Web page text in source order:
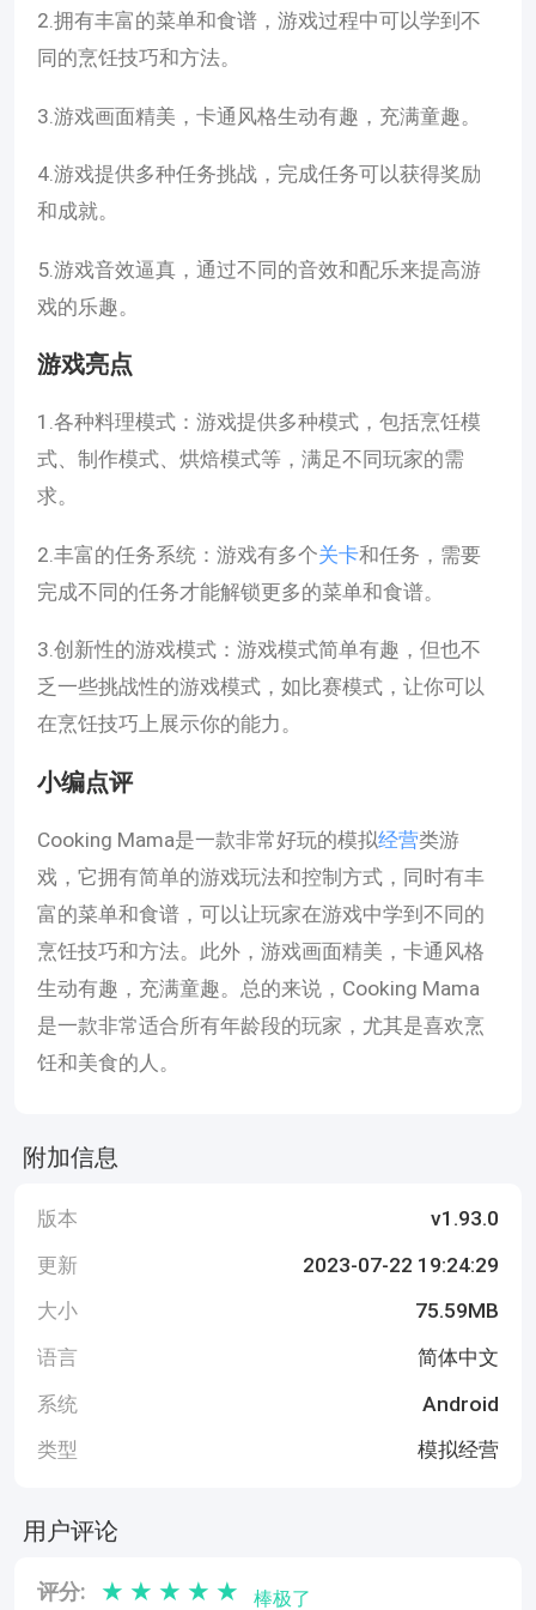
2.拥有丰富的菜单和食谱，游戏过程中可以学到不
同的烹饪技巧和方法。
3.游戏画面精美，卡通风格生动有趣，充满童趣。
4.游戏提供多种任务挑战，完成任务可以获得奖励
和成就。
5.游戏音效逼真，通过不同的音效和配乐来提高游
戏的乐趣。
游戏亮点
1.各种料理模式：游戏提供多种模式，包括烹饪模
式、制作模式、烘焙模式等，满足不同玩家的需
求。
2.丰富的任务系统：游戏有多个关卡和任务，需要
完成不同的任务才能解锁更多的菜单和食谱。
3.创新性的游戏模式：游戏模式简单有趣，但也不
乏一些挑战性的游戏模式，如比赛模式，让你可以
在烹饪技巧上展示你的能力。
小编点评
Cooking Mama是一款非常好玩的模拟经营类游
戏，它拥有简单的游戏玩法和控制方式，同时有丰
富的菜单和食谱，可以让玩家在游戏中学到不同的
烹饪技巧和方法。此外，游戏画面精美，卡通风格
生动有趣，充满童趣。总的来说，Cooking Mama
是一款非常适合所有年龄段的玩家，尤其是喜欢烹
饪和美食的人。
附加信息
版本
v1.93.0
更新
2023-07-22 19:24:29
大小
75.59MB
语言
简体中文
系统
Android
类型
模拟经营
用户评论
评分: ★ ★ ★ ★ ★ 棒极了